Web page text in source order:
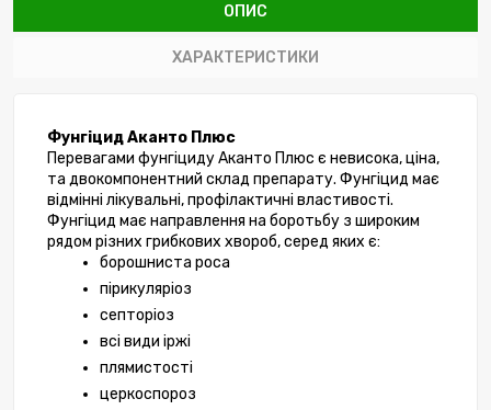
ОПИС
ХАРАКТЕРИСТИКИ
Фунгіцид Аканто Плюс
Перевагами фунгіциду Аканто Плюс є невисока, ціна,
та двокомпонентний склад препарату. Фунгіцид має
відмінні лікувальні, профілактичні властивості.
Фунгіцид має направлення на боротьбу з широким
рядом різних грибкових хвороб, серед яких є:
борошниста роса
пірикуляріоз
септоріоз
всі види іржі
плямистості
церкоспороз